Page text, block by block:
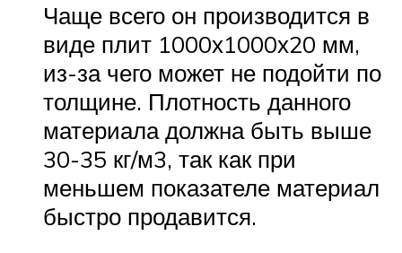
Чаще всего он производится в
виде плит 1000х1000х20 мм,
из-за чего может не подойти по
толщине. Плотность данного
материала должна быть выше
30-35 кг/м3, так как при
меньшем показателе материал
быстро продавится.